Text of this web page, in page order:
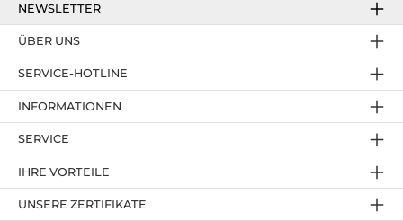
NEWSLETTER
SERVICE-HOTLINE
IHRE VORTEILE
ÜBER UNS
UNSERE ZERTIFIKATE
INFORMATIONEN
SERVICE